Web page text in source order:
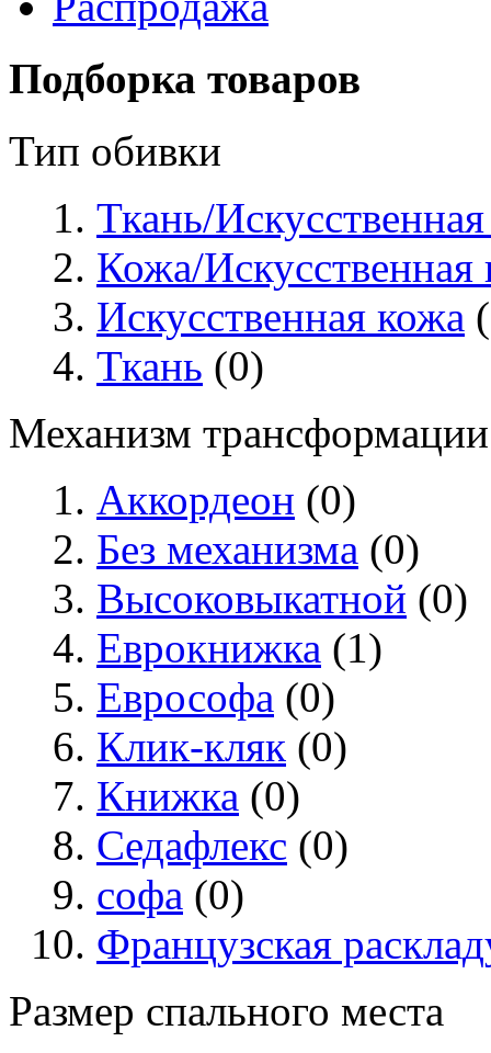
Подборка товаров
Тип обивки
Ткань/
Кожа/Искусственная
Искусственная кожа
Ткань (0)
Механизм трансформации
Аккордеон (0)
Без механизма (0)
Высоковыкатной (0)
Еврокнижка (1)
Еврософа (0)
Клик-кляк (0)
Книжка (0)
Седафлекс (0)
софа (0)
Французская
Размер спального места